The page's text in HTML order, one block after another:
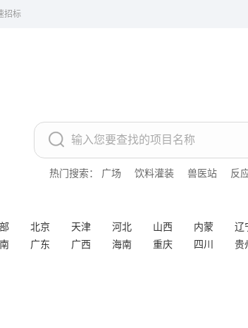
招标
热门搜索： 广场 饮料灌装 兽医站 反
北京 天津 河北 山西 内蒙 辽
广东 广西 海南 重庆 四川 贵